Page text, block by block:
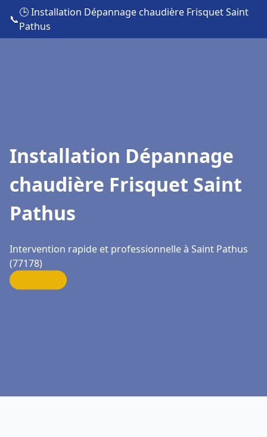
📞
🕒 Installation Dépannage chaudière Frisquet Saint
Pathus
Installation Dépannage
chaudière Frisquet Saint
Pathus
Intervention rapide et professionnelle à Saint Pathus
(77178)